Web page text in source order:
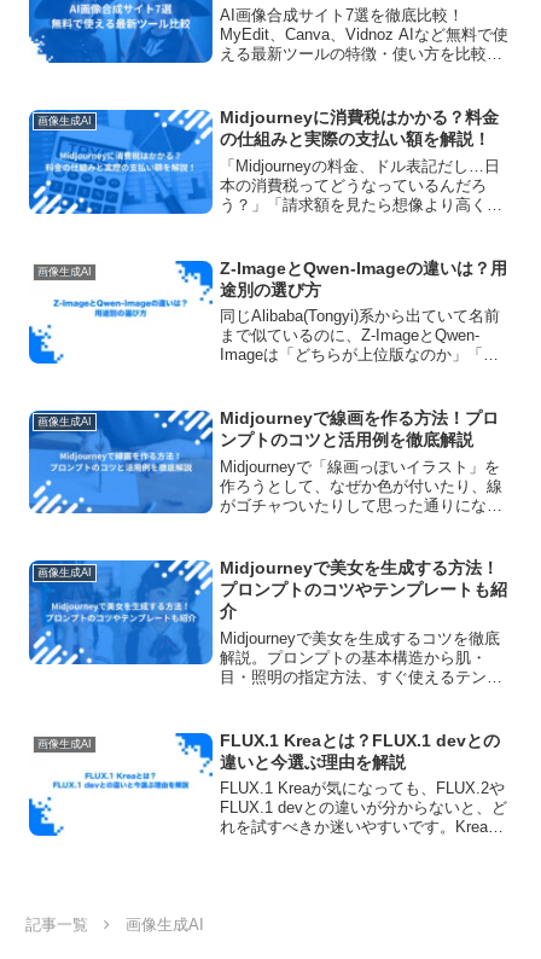
AI画像合成サイト7選を徹底比較！
MyEdit、Canva、Vidnoz AIなど無料で使
える最新ツールの特徴・使い方を比較表
者でも今すぐプロ級の画像合成が可能
に。
画像生成AI
Midjourneyに消費税はかかる？料金
の仕組みと実際の支払い額を解説！
「Midjourneyの料金、ドル表記だし…日
本の消費税ってどうなっているんだろ
う？」「請求額を見たら想像より高く
ていると、こんな不安やモヤモヤを感じ
ることは少なくあり...
画像生成AI
Z-ImageとQwen-Imageの違いは？用
途別の選び方
同じAlibaba(Tongyi)系から出ていて名前
まで似ているのに、Z-ImageとQwen-
Imageは「どちらが上位版なのか」「自
方の軽量版という関係ではなく、...
画像生成AI
Midjourneyで線画を作る方法！プロ
ンプトのコツと活用例を徹底解説
Midjourneyで「線画っぽいイラスト」を
作ろうとして、なぜか色が付いたり、線
がゴチャついたりして思った通りになら
か」をプロンプトで上手く伝える必要が
ある表現です。逆...
画像生成AI
Midjourneyで美女を生成する方法！
プロンプトのコツやテンプレートも紹
介
Midjourneyで美女を生成するコツを徹底
解説。プロンプトの基本構造から肌・
目・照明の指定方法、すぐ使えるテンプ
の実践テクニックをまとめました。
画像生成AI
FLUX.1 Kreaとは？FLUX.1 devとの
違いと今選ぶ理由を解説
FLUX.1 Kreaが気になっても、FLUX.2や
FLUX.1 devとの違いが分からないと、ど
れを試すべきか迷いやすいです。Kreaは
記事一覧 画像生成AI